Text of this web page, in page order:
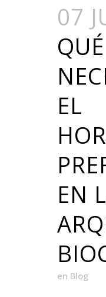
07
EL
EN
en Blog